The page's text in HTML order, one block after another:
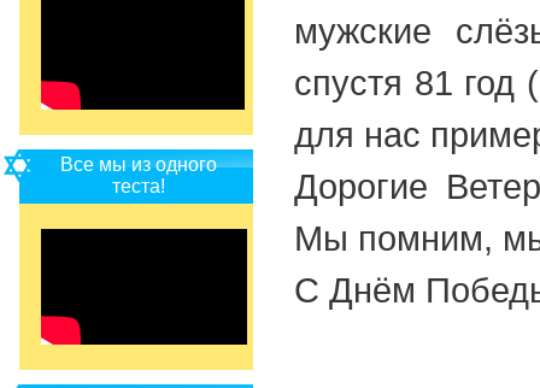
Все мы из одного
теста!
мужские
спустя 81
для нас
Дорогие
Мы помним, мы
С Днём